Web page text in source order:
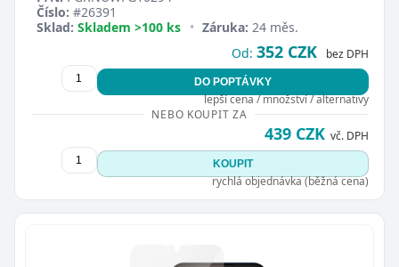
Číslo: #26391
Sklad: Skladem >100 ks • Záruka: 24 měs.
Od: 352 CZK bez DPH
DO POPTÁVKY
lepší cena / množství / alternativy
NEBO KOUPIT ZA
439 CZK vč. DPH
KOUPIT
rychlá objednávka (běžná cena)